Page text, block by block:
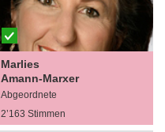
Marlies
Amann-Marxer
Abgeordnete
2’163 Stimmen